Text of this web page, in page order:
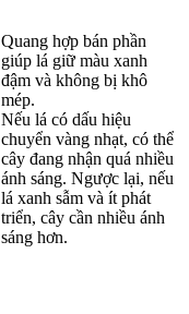
Quang hợp bán phần
giúp lá giữ màu xanh
đậm và không bị khô
mép.
Nếu lá có dấu hiệu
chuyển vàng nhạt, có thể
cây đang nhận quá nhiều
ánh sáng. Ngược lại, nếu
lá xanh sẫm và ít phát
triển, cây cần nhiều ánh
sáng hơn.